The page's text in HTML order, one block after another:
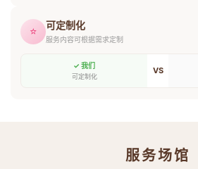
⭐ 可定制化
服务内容可根据需求定制
✓ 我们
可定制化
VS
服务场馆